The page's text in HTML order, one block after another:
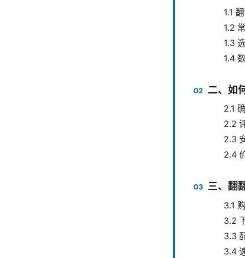
1.1
1.2
1.3
1.4
二、如
2.1
2.2
2.3
2.4
三、翻
3.1
3.2
3.3
3.4